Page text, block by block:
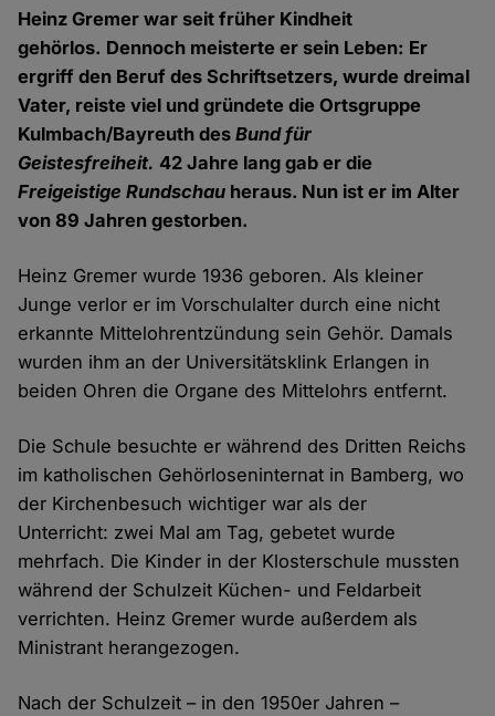
Heinz Gremer war seit früher Kindheit
gehörlos. Dennoch meisterte er sein Leben: Er
ergriff den Beruf des Schriftsetzers, wurde dreimal
Vater, reiste viel und gründete die Ortsgruppe
Kulmbach/Bayreuth desBund für
Geistesfreiheit. 42 Jahre lang gab er die
Freigeistige Rundschau heraus. Nun ist er im Alter
von 89 Jahren gestorben.
Heinz Gremer wurde 1936 geboren. Als kleiner
Junge verlor er im Vorschulalter durch eine nicht
erkannte Mittelohrentzündung sein Gehör. Damals
wurden ihm an der Universitätsklink Erlangen in
beiden Ohren die Organe des Mittelohrs entfernt.
Die Schule besuchte er während des Dritten Reichs
im katholischen Gehörloseninternat in Bamberg, wo
der Kirchenbesuch wichtiger war als der
Unterricht: zwei Mal am Tag, gebetet wurde
mehrfach. Die Kinder in der Klosterschule mussten
während der Schulzeit Küchen- und Feldarbeit
verrichten. Heinz Gremer wurde außerdem als
Ministrant herangezogen.
Nach der Schulzeit – in den 1950er Jahren –